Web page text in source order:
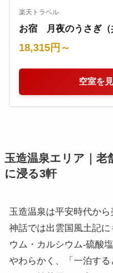
楽天トラベル
お宿 月夜のうさぎ（
18,315円～
空室を
玉造温泉エリア｜老
に浸る3軒
玉造温泉は平安時代から
神話では出雲国風土記
ウム・カルシウム-硫酸
やわらかく、「一泊す